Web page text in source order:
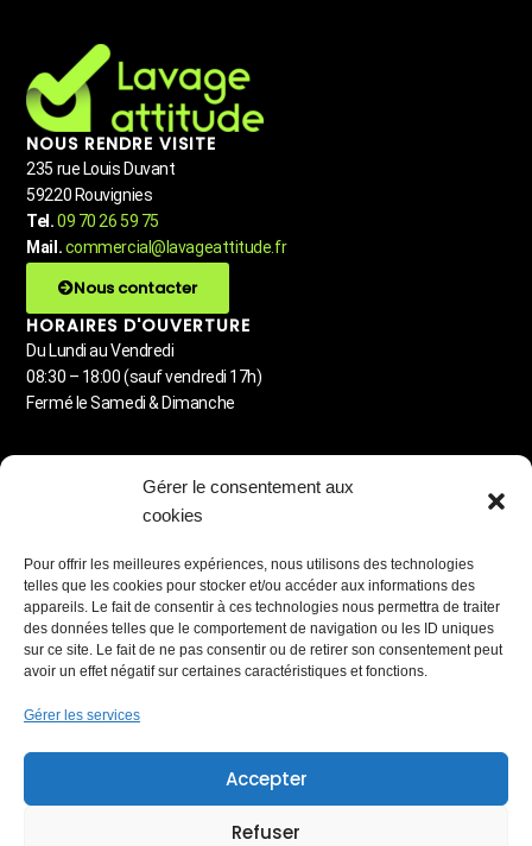
Gérer le consentement aux
cookies
Pour offrir les meilleures expériences, nous utilisons des technologies
telles que les cookies pour stocker et/ou accéder aux informations des
appareils. Le fait de consentir à ces technologies nous permettra de traiter
des données telles que le comportement de navigation ou les ID uniques
sur ce site. Le fait de ne pas consentir ou de retirer son consentement peut
avoir un effet négatif sur certaines caractéristiques et fonctions.
Gérer les services
Accepter
Refuser
NOUS RENDRE VISITE
235 rue Louis Duvant
59220 Rouvignies
Tel.09 70 26 59 75
Mail.commercial@lavageattitude.fr
Nous contacter
HORAIRES D'OUVERTURE
Du Lundi au Vendredi
08:30 – 18:00 (sauf vendredi 17h)
Fermé le Samedi & Dimanche
Detailing automobile
Lavage à la demande
Station de lavage libre-service
Blog & Astuces
PARTENAIRES RÉSEAUX